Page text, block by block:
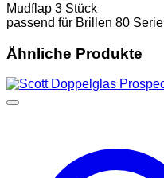
Mudflap 3 Stück
passend für Brillen 80 Serie
Ähnliche Produkte